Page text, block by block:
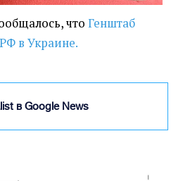
что Генштаб
в Украине.
в Google News